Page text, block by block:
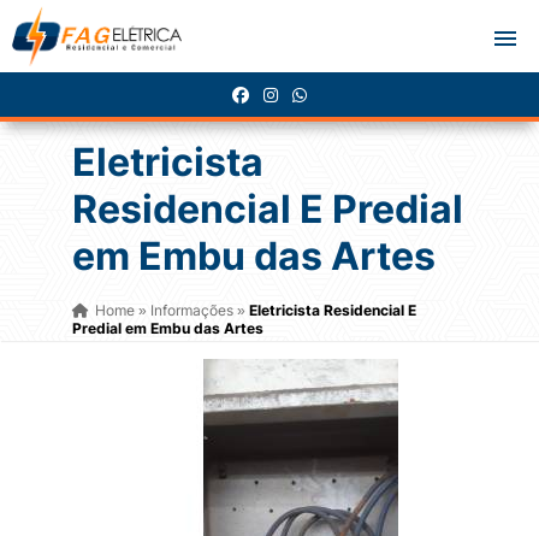
Eletricista
Residencial E Predial
em Embu das Artes
Home» Informações » Eletricista Residencial E
Predial em Embu das Artes